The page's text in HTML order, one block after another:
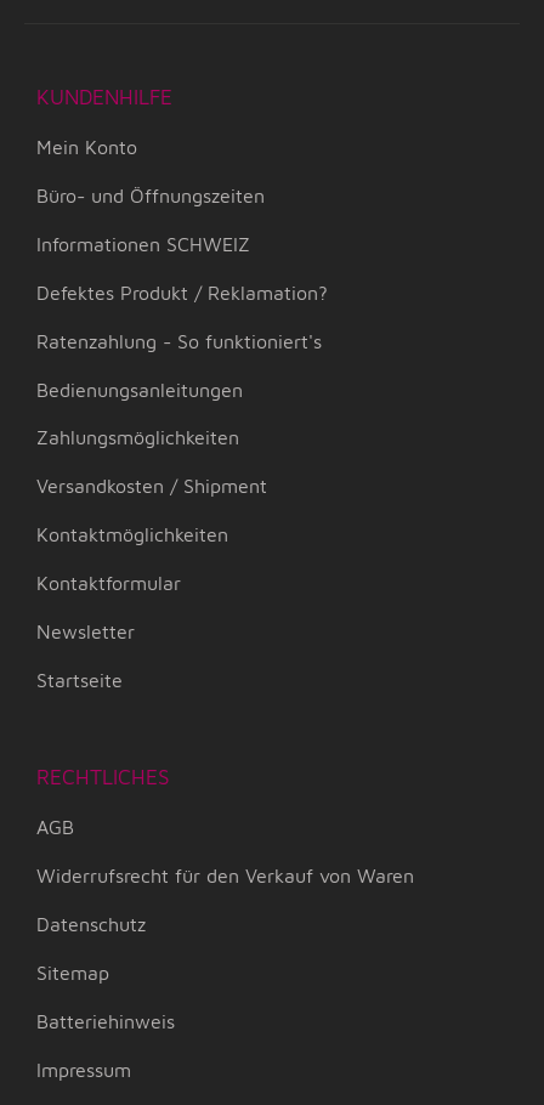
KUNDENHILFE
Mein Konto
Büro- und Öffnungszeiten
Informationen SCHWEIZ
Defektes Produkt / Reklamation?
Ratenzahlung - So funktioniert's
Bedienungsanleitungen
Zahlungsmöglichkeiten
Versandkosten / Shipment
Kontaktmöglichkeiten
Kontaktformular
Newsletter
Startseite
RECHTLICHES
AGB
Widerrufsrecht für den Verkauf von Waren
Datenschutz
Sitemap
Batteriehinweis
Impressum